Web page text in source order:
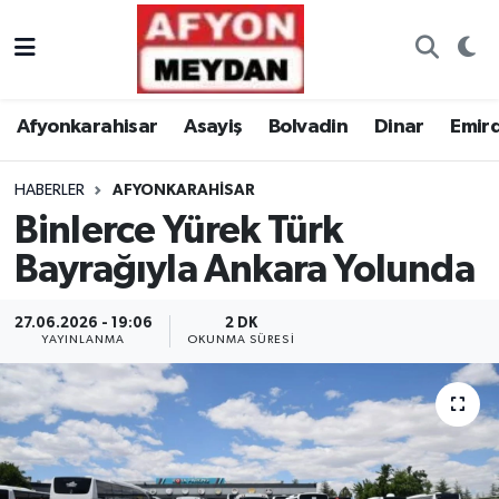
Afyonkarahisar Asayiş Bolvadin Dinar
HABERLER AFYONKARAHISAR
Binlerce Yürek Türk
Bayrağıyla Ankara Yolunda
27.06.2026 - 19:06
YAYINLANMA
2 DK
OKUNMA SÜRESI
Nöbetçi Eczaneler
Trafik Durumu
Süper Lig Puan Durumu ve Fikstür
Tüm Manşetler
Son Dakika Haberleri
Haber Arşivi